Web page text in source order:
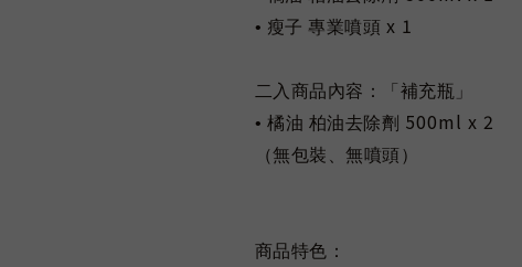
• 瘦子 專業噴頭 x 1
二入商品內容：「補充瓶」
• 橘油 柏油去除劑 500ml x 2
（無包裝、無噴頭）
商品特色：